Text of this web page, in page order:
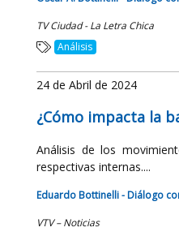
TV Ciudad - La Letra Chica
Análisis
24 de Abril de 2024
¿Cómo impacta la
Análisis de los
respectivas internas....
Eduardo Bottinelli - Diálogo
VTV – Noticias